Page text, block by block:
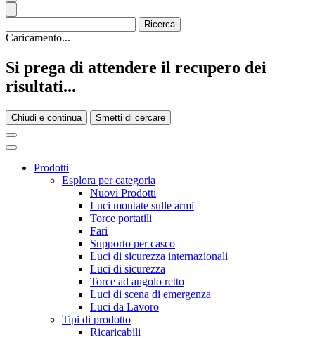
Caricamento...
Si prega di attendere il recupero dei
risultati...
Chiudi e continua Smetti di cercare
Prodotti
Esplora per categoria
Nuovi Prodotti
Luci montate sulle armi
Torce portatili
Fari
Supporto per casco
Luci di sicurezza internazionali
Luci di sicurezza
Torce ad angolo retto
Luci di scena di emergenza
Luci da Lavoro
Tipi di prodotto
Ricaricabili